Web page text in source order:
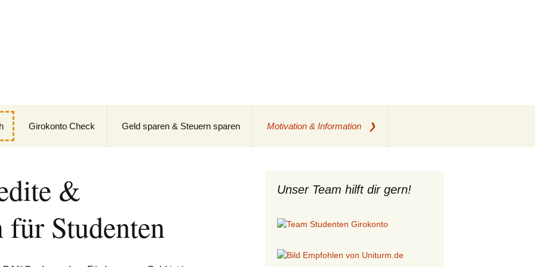
Girokonto Check Geld sparen & Steuern sparen Motivation & Information ❯
Auslandsstudium
finanzieren
&
Studenten
Unser Team hilft dir gern!